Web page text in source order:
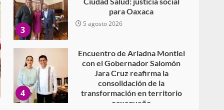
3
para Oaxaca
5 agosto 2026
4
Encuentro de Ariadna Montiel
con el Gobernador Salomón
Jara Cruz reafirma la
consolidación de la
transformación en territorio
oaxaqueño